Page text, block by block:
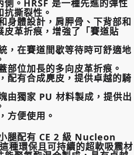
側。HRSF 是一種先進的彈性
撕裂性。
身體設計，肩胛骨、下背部和
皮革折痕，增強了「賽道貼
，在賽道間歇等待時可舒適地
部位加長的多向皮革折痕。
配有合成麂皮，提供卓越的騎
由獨家 PU 材料製成，提供出
方便使用。
腿配有 CE 2 級 Nucleon
種環保且可持續的超軟吸震材